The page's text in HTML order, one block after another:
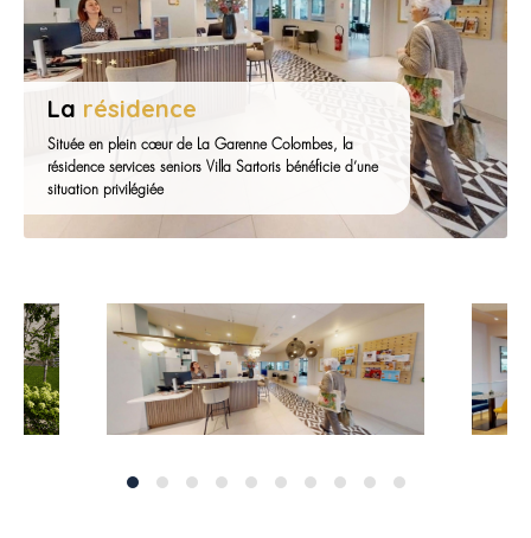
La résidence
Située en plein cœur de La Garenne Colombes, la
résidence services seniors Villa Sartoris bénéficie d’une
situation privilégiée